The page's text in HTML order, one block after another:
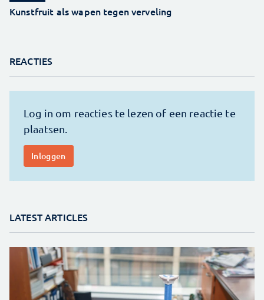
Kunstfruit als wapen tegen verveling
REACTIES
LATEST ARTICLES